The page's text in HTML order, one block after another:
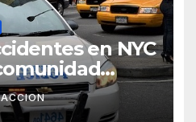
en NYC